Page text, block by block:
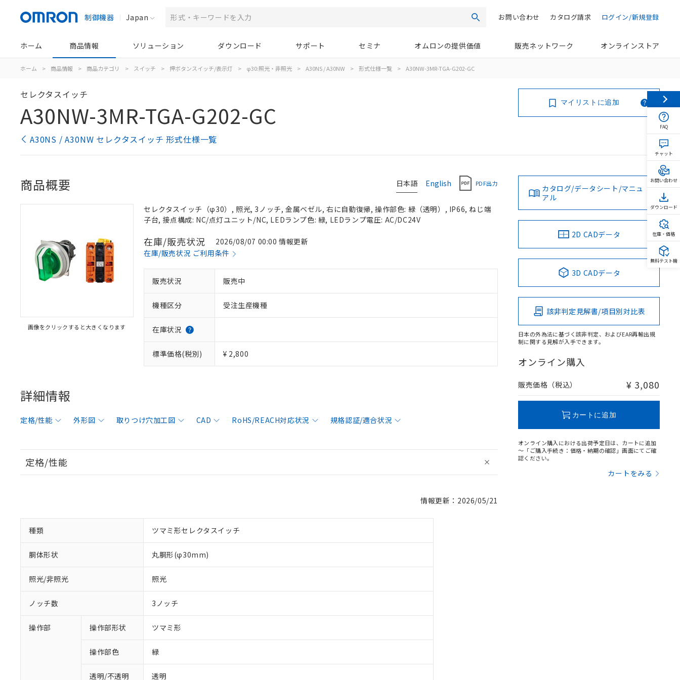
制御機器 Japan 検索 ログイン/新規登録
カタログ請求
お問い合わせ
ホーム 商品情報 ソリューション ダウンロード サポート セミナ オムロンの提供価値 販売ネットワーク オンラインストア
ホーム > 商品情報 > 商品カテゴリ > スイッチ > 押ボタンスイッチ/表示灯 > φ30:照光・非照光 > A30NS / A30NW > 形式仕様一覧 > A30NW-3MR-TGA-G202-GC
セレクタスイッチ
A30NW-3MR-TGA-G202-GC
A30NS / A30NW セレクタスイッチ 形式仕様一覧
マイリストに追加
日本語 English PDF出力
商品概要
画像をクリックすると大きくなります
セレクタスイッチ（φ30）, 照光, 3ノッチ, 金属ベゼル, 右に自動復帰, 操作部色: 緑（透明）, IP66, ねじ端
子台, 接点構成: NC/点灯ユニット/NC, LEDランプ色: 緑, LEDランプ電圧: AC/DC24V
在庫/販売状況
2026/08/07 00:00 情報更新
在庫/販売状況 ご利用条件
販売状況 販売中
機種区分 受注生産機種
在庫状況
標準価格(税別) ¥ 2,800
詳細情報
定格/性能 外形図 取りつけ穴加工図 CAD RoHS/REACH対応状況 規格認証/適合状況
定格/性能
情報更新：2026/05/21
種類 ツマミ形セレクタスイッチ
胴体形状 丸胴形(φ30mm)
照光/非照光 照光
ノッチ数 3ノッチ
操作部 操作部形状 ツマミ形
操作部色 緑
透明/不透明 透明
カタログ/データシート/マニュ
アル
2D CADデータ
3D CADデータ
該非判定見解書/項目別対比表
日本の外為法に基づく該非判定、およびEAR再輸出規
制に関する見解が入手できます。
オンライン購入
販売価格（税込） ¥ 3,080
カートに追加
オンライン購入における出荷予定日は、カートに追加
～「ご購入手続き：価格・納期の確認」画面にてご確
認ください。
カートをみる
FAQ
チャット
お問い合わせ
ダウンロード
在庫・価格
無料テスト機